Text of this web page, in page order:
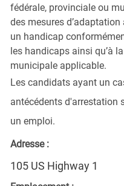
fédérale, provinciale ou
des mesures
un handicap
les handicaps ainsi qu’à
municipale applicable.
Les candidats ayant un
antécédents d'arrestation
un emploi.
Adresse :
105 US Highway 1